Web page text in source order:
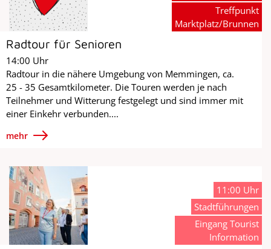
Radtour für Senioren
14:00 Uhr
Radtour in die nähere Umgebung von Memmingen, ca.
25 - 35 Gesamtkilometer. Die Touren werden je nach
Teilnehmer und Witterung festgelegt und sind immer mit
einer Einkehr verbunden....
mehr
Treffpunkt
Marktplatz/Brunnen
11:00 Uhr
Stadtführungen
Eingang Tourist
Information